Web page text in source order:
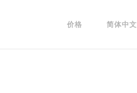
价格 简体中文